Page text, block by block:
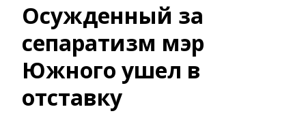
Осужденный за
сепаратизм мэр
Южного ушел в
отставку